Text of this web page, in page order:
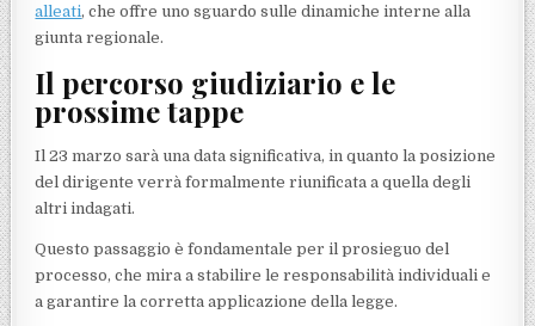
alleati, che offre uno sguardo sulle dinamiche interne alla
giunta regionale.
Il percorso giudiziario e le
prossime tappe
Il 23 marzo sarà una data significativa, in quanto la posizione
del dirigente verrà formalmente riunificata a quella degli
altri indagati.
Questo passaggio è fondamentale per il prosieguo del
processo, che mira a stabilire le responsabilità individuali e
a garantire la corretta applicazione della legge.